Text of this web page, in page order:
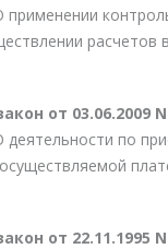
применении
расчетов
от 03.06.2009
деятельности по
от 22.11.1995